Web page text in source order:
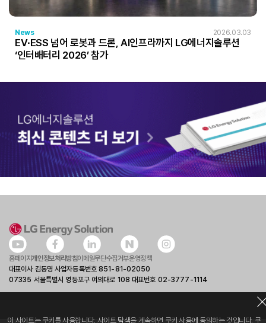
News 2026.03.03
EV∙ESS 넘어 로봇과 드론, AI인프라까지 LG에너지솔루션
‘인터배터리 2026’ 참가
홈페이지개인정보처리방침이메일무단수집거부운영정책
대표이사 김동명 사업자등록번호 851-81-02050
07335 서울특별시 영등포구 여의대로 108 대표번호 02-3777-1114
이 사이트는 쿠키를 사용합니다. 사이트 탐색을 계속하면 쿠키 사용에 동의하는 것입니다. 쿠